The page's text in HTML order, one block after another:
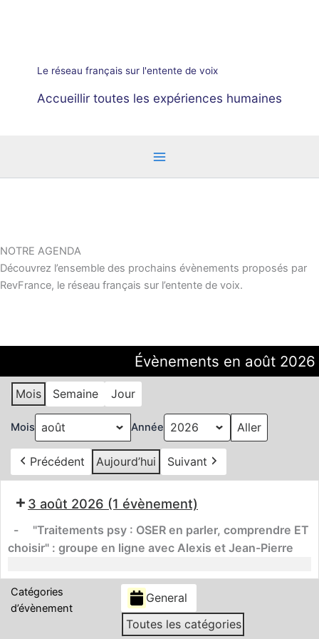
Le réseau français sur l'entente de voix
Accueillir toutes les expériences humaines
NOTRE AGENDA
Découvrez l’ensemble des prochains évènements proposés par
RevFrance, le réseau français sur l’entente de voix.
Évènements en août 2026
Mois Semaine Jour
Mois Année
Précédent Aujourd’hui Suivant
3 août 2026 (1 évènement)
-
"Traitements psy : OSER en parler, comprendre ET
choisir" : groupe en ligne avec Alexis et Jean-Pierre
psy
OSER
en
comprendre
ET
Catégories
d’évènement
General
Toutes les catégories